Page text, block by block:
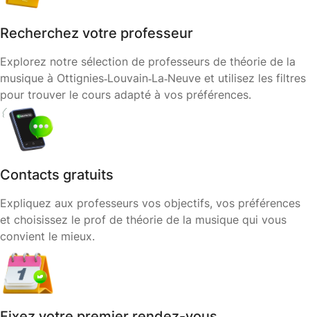
Recherchez votre professeur
Explorez notre sélection de professeurs de théorie de la
musique à Ottignies‑Louvain‑La‑Neuve et utilisez les filtres
pour trouver le cours adapté à vos préférences.
Contacts gratuits
Expliquez aux professeurs vos objectifs, vos préférences
et choisissez le prof de théorie de la musique qui vous
convient le mieux.